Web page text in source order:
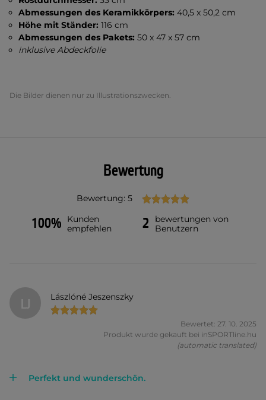
Abmessungen des Keramikkörpers:40,5 x 50,2 cm
Höhe mit Ständer:116 cm
Abmessungen des Pakets: 50 x 47 x 57 cm
inklusive Abdeckfolie
Die Bilder dienen nur zu Illustrationszwecken.
Bewertung
Bewertung: 5
100%
Kunden
empfehlen
2
bewertungen von
Benutzern
LJ Lászlóné Jeszenszky
Bewertet: 27. 10. 2025
Produkt wurde gekauft bei inSPORTline.hu
(automatic translated)
Perfekt und wunderschön.